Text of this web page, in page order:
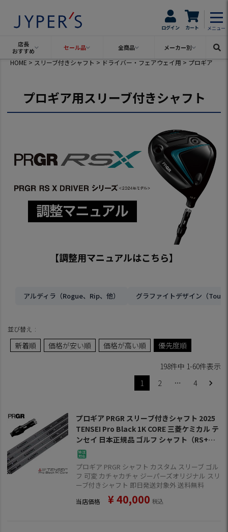
ログイン カート メニュー
店長
おすすめ
セール品 全商品 メーカー別
HOME スリーブ付きシャフト ドライバー・フェアウェイ用 プロギア
プロギア用スリーブ付きシャフト
【調整用マニュアルはこちら】
アルディラ（Rogue、Rip、他） グラファイトデザイン（
並び替え
新着順 価格が安い順 価格が高い順 優先度順
198件中 1-60件表示
1
2 … 4
プロギア PRGR スリーブ付きシャフト 2025
TENSEI Pro Black 1K CORE 三菱ケミカル テ
ンセイ 日本正規品 ゴルフ シャフト（RS+／R
S各種／RSF各種）
プロギア PRGR シャフト カスタム スリーブ ゴル
フ 可変 カチャカチャ ジーパーズオリジナル スリ
ーブ付きシャフト 即日発送対象外 送料無料
当店価格 ¥40,000 税込